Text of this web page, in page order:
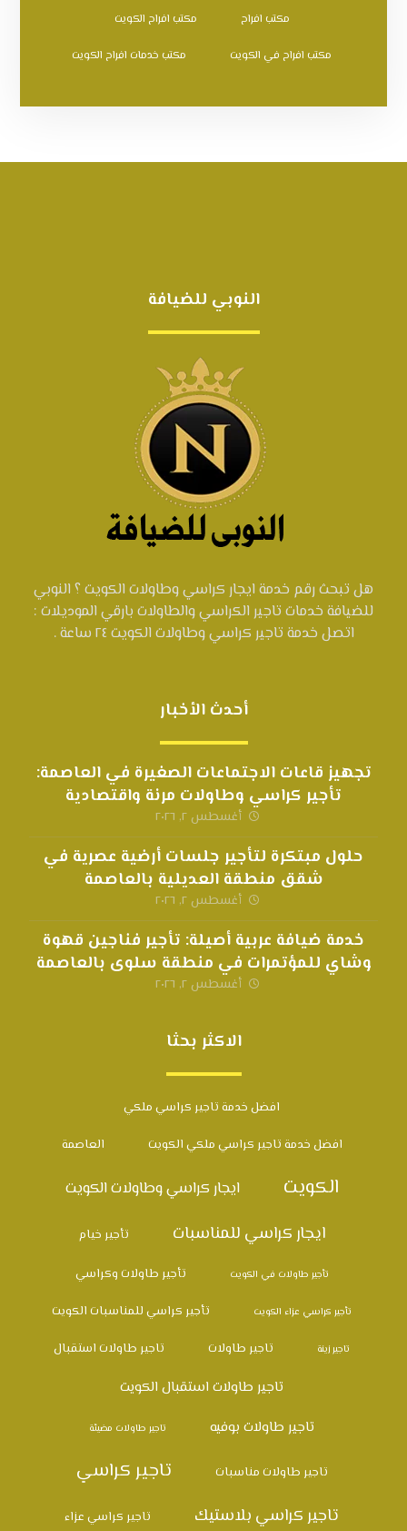
مكتب افراح مكتب افراح الكويت
مكتب افراح في الكويت مكتب خدمات افراح الكويت
النوبي للضيافة
هل تبحث رقم خدمة ايجار كراسي وطاولات الكويت ؟ النوبي
للضيافة خدمات تاجير الكراسي والطاولات بارقي الموديلات :
اتصل خدمة تاجير كراسي وطاولات الكويت ٢٤ ساعة .
أحدث الأخبار
تجهيز قاعات الاجتماعات الصغيرة في العاصمة:
تأجير كراسي وطاولات مرنة واقتصادية
أغسطس ٢, ٢٠٢٦
حلول مبتكرة لتأجير جلسات أرضية عصرية في
شقق منطقة العديلية بالعاصمة
أغسطس ٢, ٢٠٢٦
خدمة ضيافة عربية أصيلة: تأجير فناجين قهوة
وشاي للمؤتمرات في منطقة سلوى بالعاصمة
أغسطس ٢, ٢٠٢٦
الاكثر بحثا
افضل خدمة تاجير كراسي ملكي
افضل خدمة تاجير كراسي ملكي الكويت العاصمة
الكويت ايجار كراسي وطاولات الكويت
ايجار كراسي للمناسبات تأجير خيام
تأجير طاولات في الكويت تأجير طاولات وكراسي
تأجير كراسي عزاء الكويت تأجير كراسي للمناسبات الكويت
تاجير زينة تاجير طاولات تاجير طاولات استقبال
تاجير طاولات استقبال الكويت
تاجير طاولات بوفيه
تاجير طاولات مضيئة
تاجير طاولات مناسبات تاجير كراسي
تاجير كراسي بلاستيك تاجير كراسي عزاء